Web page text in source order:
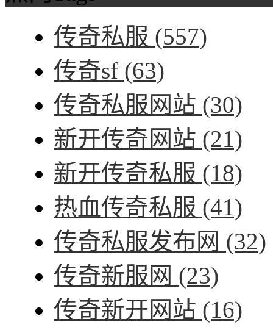
传奇私服 (557)
传奇sf (63)
传奇私服网站 (30)
新开传奇网站 (21)
新开传奇私服 (18)
热血传奇私服 (41)
传奇私服发布网 (32)
传奇新服网 (23)
传奇新开网站 (16)